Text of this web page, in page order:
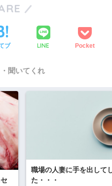
ブ LINE Pocket
聞いてくれ
職場の人妻に手を出して
た・・・